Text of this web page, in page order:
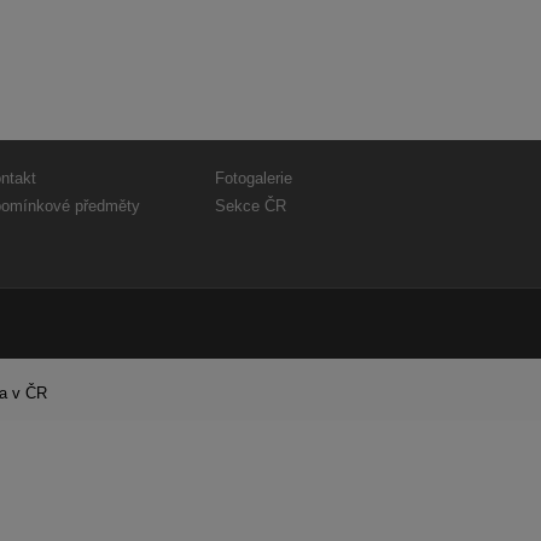
předměty
Fotogalerie
Sekce ČR
v ČR